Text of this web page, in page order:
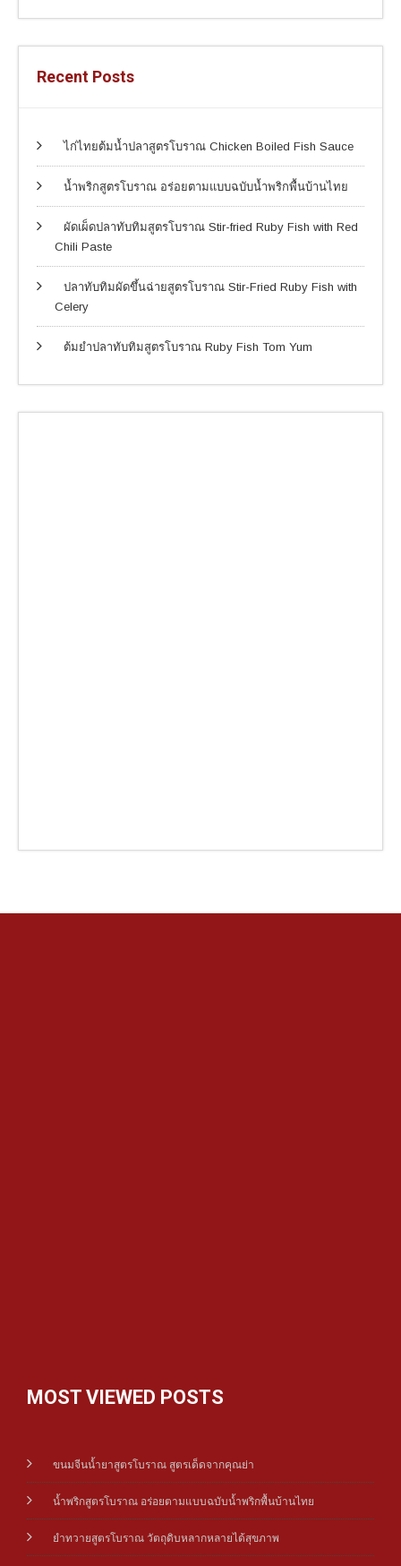
Recent Posts
ไก่ไทยต้มน้ำปลาสูตรโบราณ Chicken Boiled Fish Sauce
น้ำพริกสูตรโบราณ อร่อยตามแบบฉบับน้ำพริกพื้นบ้านไทย
ผัดเผ็ดปลาทับทิมสูตรโบราณ Stir-fried Ruby Fish with Red
Chili Paste
ปลาทับทิมผัดขึ้นฉ่ายสูตรโบราณ Stir-Fried Ruby Fish with
Celery
ต้มยำปลาทับทิมสูตรโบราณ Ruby Fish Tom Yum
MOST VIEWED POSTS
ขนมจีนน้ำยาสูตรโบราณ สูตรเด็ดจากคุณย่า
น้ำพริกสูตรโบราณ อร่อยตามแบบฉบับน้ำพริกพื้นบ้านไทย
ยำทวายสูตรโบราณ วัตถุดิบหลากหลายได้สุขภาพ